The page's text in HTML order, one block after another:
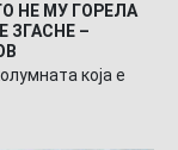
НЕ МУ ГОРЕЛА
ЗГАСНЕ –
која е